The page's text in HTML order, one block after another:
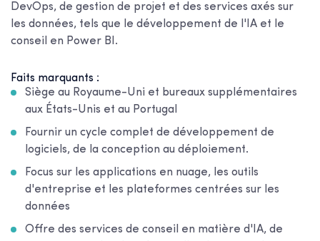
DevOps, de gestion de projet et des services axés sur
les données, tels que le développement de l'IA et le
conseil en Power BI.
Faits marquants :
Siège au Royaume-Uni et bureaux supplémentaires
aux États-Unis et au Portugal
Fournir un cycle complet de développement de
logiciels, de la conception au déploiement.
Focus sur les applications en nuage, les outils
d'entreprise et les plateformes centrées sur les
données
Offre des services de conseil en matière d'IA, de